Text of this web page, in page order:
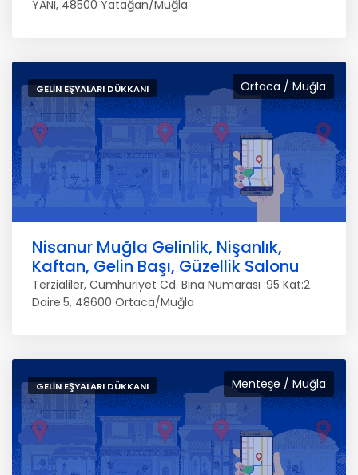
YANI, 48500 Yatağan/Muğla
Ortaca / Muğla
GELIN EŞYALARI DÜKKANI
Nisanur Muğla Gelinlik, Nişanlık,
Kaftan, Gelin Başı, Güzellik Salonu
Terzialiler, Cumhuriyet Cd. Bina Numarası :95 Kat:2
Daire:5, 48600 Ortaca/Muğla
Menteşe / Muğla
GELIN EŞYALARI DÜKKANI